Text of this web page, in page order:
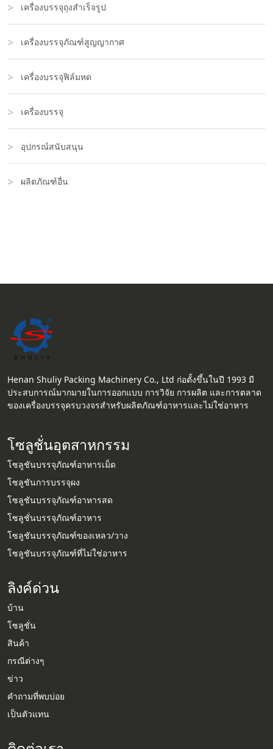
เครื่องบรรจุถุงสำเร็จรูป
เครื่องบรรจุภัณฑ์สูญญากาศ
เครื่องบรรจุฟิล์มหด
เครื่องบรรจุ
อุปกรณ์สนับสนุน
ผลิตภัณฑ์อื่น
Henan Shuliy Packing Machinery Co., Ltd ก่อตั้งขึ้นในปี 1993 มี
ประสบการณ์มากมายในการออกแบบ การวิจัย การผลิต และการตลาด
ของเครื่องบรรจุครบวงจรสำหรับผลิตภัณฑ์อาหารและไม่ใช่อาหาร
โซลูชั่นอุตสาหกรรม
โซลูชันบรรจุภัณฑ์อาหารเม็ด
โซลูชันการบรรจุผง
โซลูชันบรรจุภัณฑ์อาหารสด
โซลูชั่นบรรจุภัณฑ์อาหาร
โซลูชันบรรจุภัณฑ์ของเหลว/วาง
โซลูชันบรรจุภัณฑ์ที่ไม่ใช่อาหาร
ลิงค์ด่วน
บ้าน
โซลูชั่น
สินค้า
กรณีต่างๆ
ข่าว
คำถามที่พบบ่อย
เป็นตัวแทน